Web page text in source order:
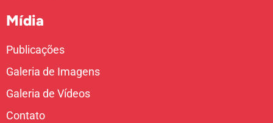
Mídia
Publicações
Galeria de Imagens
Galeria de Vídeos
Contato